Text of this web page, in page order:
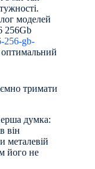
моделей
256Gb
256-gb-
тримати
думка:
він
металевій
його не